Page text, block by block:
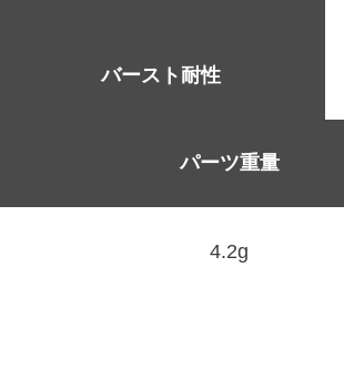
バースト耐性
パーツ重量
4.2g